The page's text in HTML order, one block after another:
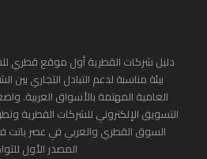
دليل شركات القطرية أول موقع قطري
بيئة مناسبة لدعم التبادل التجاري بين
العامية المهتمة بالأسواق العربية.
التسويق الإلكتروني للشركات القطرية
السوق القطري والعربي في عصر باتت
المصدر الأول